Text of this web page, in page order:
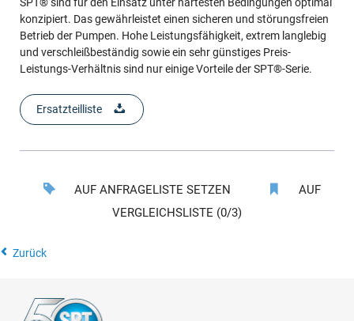
konzipiert. Das gewährleistet einen sicheren und störungsfreien
Betrieb der Pumpen. Hohe Leistungsfähigkeit, extrem langlebig
und verschleißbeständig sowie ein sehr günstiges Preis-
Leistungs-Verhältnis sind nur einige Vorteile der SPT®-Serie.
Ersatzteilliste
AUF ANFRAGELISTE SETZEN
AUF
VERGLEICHSLISTE (0/3)
Zurück